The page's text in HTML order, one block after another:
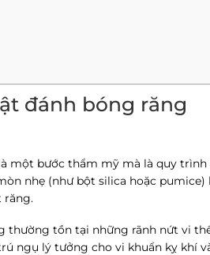
đánh bóng răng
một bước thẩm mỹ mà là quy
nhẹ (như bột silica hoặc
răng.
thường tồn tại những rãnh nứt vi
ngụ lý tưởng cho vi khuẩn kỵ khí